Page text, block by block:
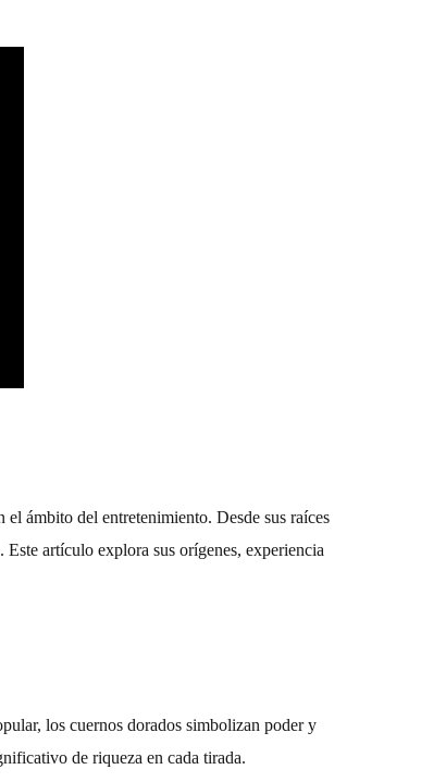
ámbito del entretenimiento. Desde sus raíces
artículo explora sus orígenes, experiencia
los cuernos dorados simbolizan poder y
de riqueza en cada tirada.